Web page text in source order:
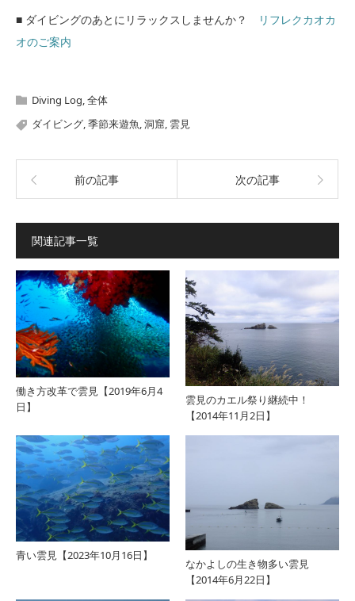
■ ダイビングのあとにリラックスしませんか？
リフレクカオカ
オのご案内
Diving Log,全体
ダイビング,季節来遊魚,洞窟, 雲見
前の記事 次の記事
関連記事一覧
働き方改革で雲見【2019年6月4
日】
雲見のカエル祭り継続中！
【2014年11月2日】
青い雲見【2023年10月16日】
なかよしの生き物多い雲見
【2014年6月22日】